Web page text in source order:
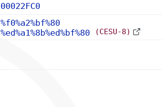
00022FC0
%f0%a2%bf%80
%ed%a1%8b%ed%bf%80
(CESU-8)